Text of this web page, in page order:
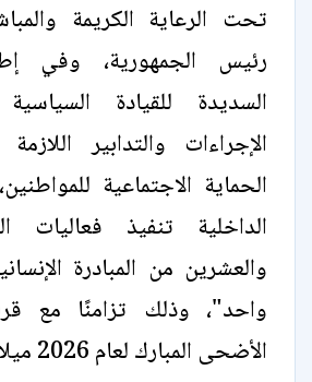
تحت الرعاية الكريمة
رئيس الجمهورية، وفي
السديدة للقيادة
الإجراءات والتدابير
الحماية الاجتماعية
الداخلية تنفيذ فعاليات
والعشرين من المبادرة
واحد"، وذلك تزامنًا مع
الأضحى المبارك لعام 2026 ميلاديًا.